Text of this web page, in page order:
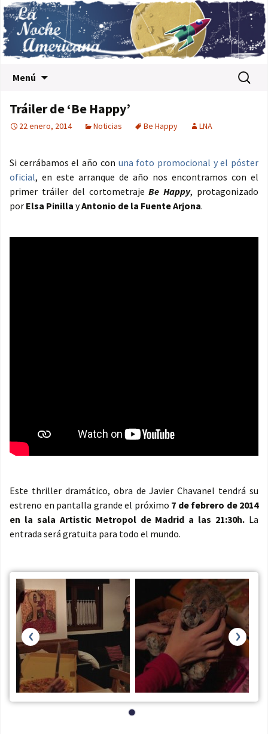
Menú Buscar:
Tráiler de ‘Be Happy’
22 enero, 2014 Noticias Be Happy LNA
Si cerrábamos el año con una foto promocional y el póster
oficial, en este arranque de año nos encontramos con el
primer tráiler del cortometrajeBe Happy, protagonizado
por Elsa Pinilla yAntonio de la Fuente Arjona.
Este thriller dramático, obra de Javier Chavanel tendrá su
estreno en pantalla grande el próximo 7 de febrero de 2014
en la sala Artistic Metropol de Madrid a las 21:30h. La
entrada será gratuita para todo el mundo.
‹ ›